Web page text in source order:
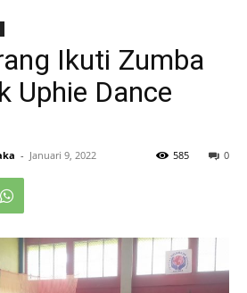
Ikuti Zumba
Uphie Dance
- Januari 9, 2022 0
585